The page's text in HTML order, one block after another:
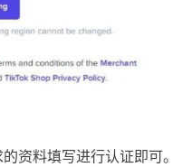
资料填写进行认证即可。